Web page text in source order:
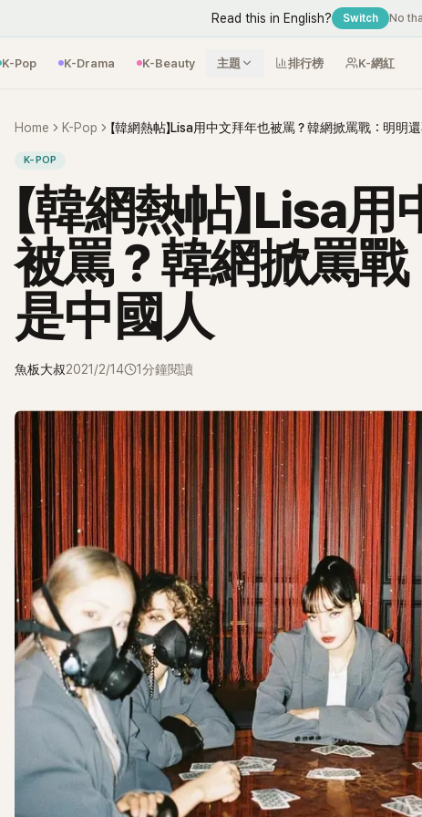
Read this in English? Switch No
K-Pop K-Drama K-Beauty 主題 排行榜 K-網紅
Home K-Pop
K-POP
【韓網熱帖】Lisa
被罵？韓網掀罵
是中國人
魚板大叔2021/2/14 1分鐘閱讀